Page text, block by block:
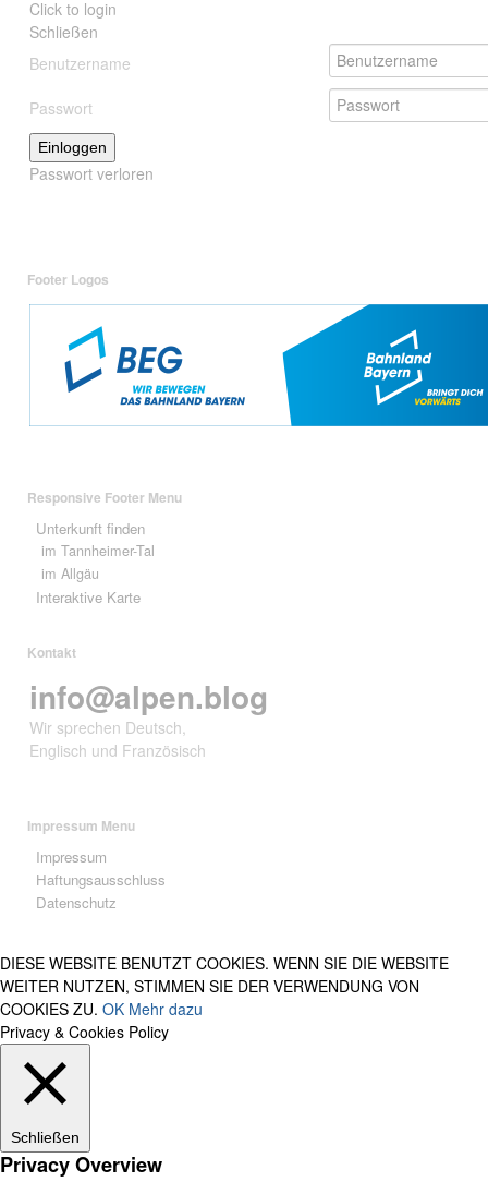
Click to login
Schließen
Benutzername
Passwort
Einloggen
Passwort verloren
Footer Logos
Responsive Footer Menu
Unterkunft finden
im Tannheimer-Tal
im Allgäu
Interaktive Karte
Kontakt
info@alpen.blog
Wir sprechen Deutsch,
Englisch und Französisch
Impressum Menu
Impressum
Haftungsausschluss
Datenschutz
DIESE WEBSITE BENUTZT COOKIES. WENN SIE DIE WEBSITE
WEITER NUTZEN, STIMMEN SIE DER VERWENDUNG VON
COOKIES ZU. OK Mehr dazu
Privacy & Cookies Policy
Schließen
Privacy Overview